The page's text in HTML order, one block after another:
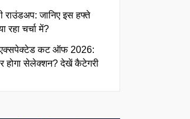
जानिए इस हफ्ते
रहा चर्चा में?
एक्सपेक्टेड कट ऑफ 2026:
होगा सेलेक्शन? देखें कैटेगरी